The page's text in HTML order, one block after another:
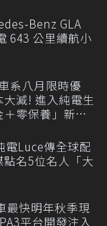
Benz GLA
643 公里續航小
系八月限時優
減! 進入純電生
零保養」新時
電Luce傳全球配
名5位名人「大
最快明年秋季現
平台開發注入